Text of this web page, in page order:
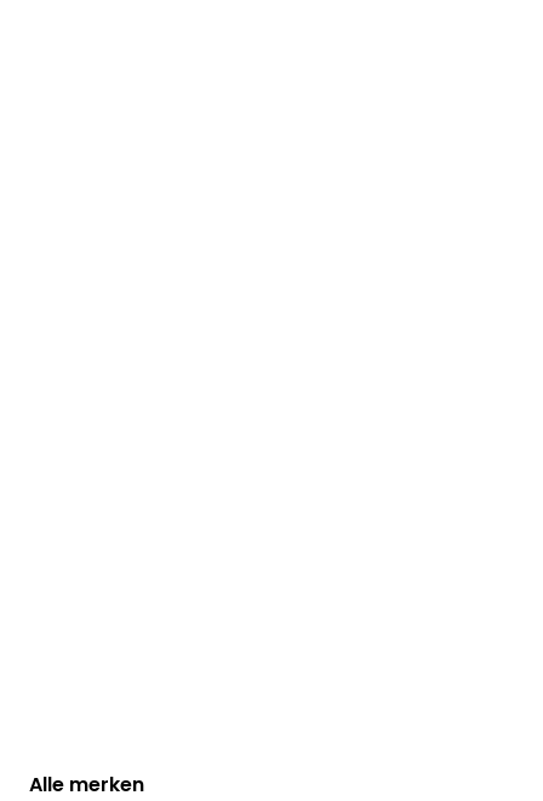
Alle merken